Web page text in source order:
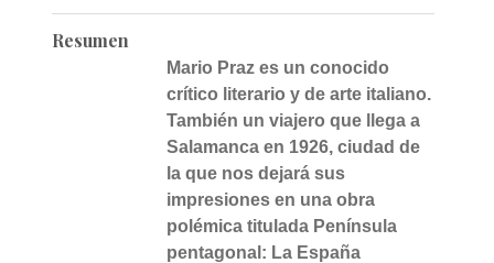
Resumen
Mario Praz es un conocido
crítico literario y de arte italiano.
También un viajero que llega a
Salamanca en 1926, ciudad de
la que nos dejará sus
impresiones en una obra
polémica titulada Península
pentagonal: La España